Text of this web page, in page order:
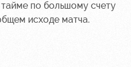
по большому счету
исходе матча.